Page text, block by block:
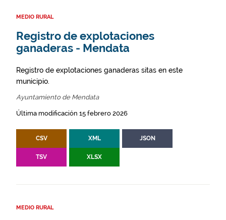
MEDIO RURAL
Registro de explotaciones
ganaderas - Mendata
Registro de explotaciones ganaderas sitas en este
municipio.
Ayuntamiento de Mendata
Última modificación 15 febrero 2026
CSV XML JSON
TSV XLSX
MEDIO RURAL